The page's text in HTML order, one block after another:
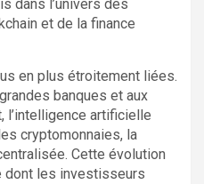
dans l’univers des
et de la finance
en plus étroitement liées.
banques et aux
l’intelligence artificielle
cryptomonnaies, la
Cette évolution
dont les investisseurs